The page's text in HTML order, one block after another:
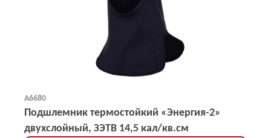
А6680
Подшлемник термостойкий «Энергия-2»
двухслойный, ЗЭТВ 14,5 кал/кв.см